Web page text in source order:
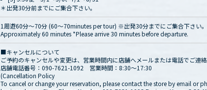
＊出発30分前までにご集合下さい。
1周遊60分〜70分 (60〜70minutes per tour) ※出発30分までにご集合下さい。
Approximately 60 minutes *Please arrive 30 minutes before departure.
■キャンセルについて
ご予約のキャンセルや変更は、営業時間内に店舗へメールまたは電話でご連絡
店舗電話番号：090-7621-1092 営業時間：8:30～17:30
(Cancellation Policy
To cancel or change your reservation, please contact the store by email or